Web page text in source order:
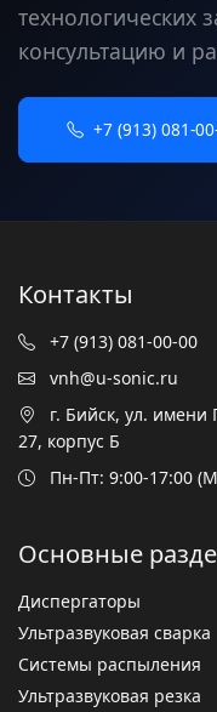
технологических
консультацию и
+7 (913) 081-
Контакты
+7 (913) 081-00-00
vnh@u-sonic.ru
г. Бийск, ул. имени
27, корпус Б
Пн-Пт: 9:00-17:00
Основные
Диспергаторы
Ультразвуковая сварка
Системы распыления
Ультразвуковая резка